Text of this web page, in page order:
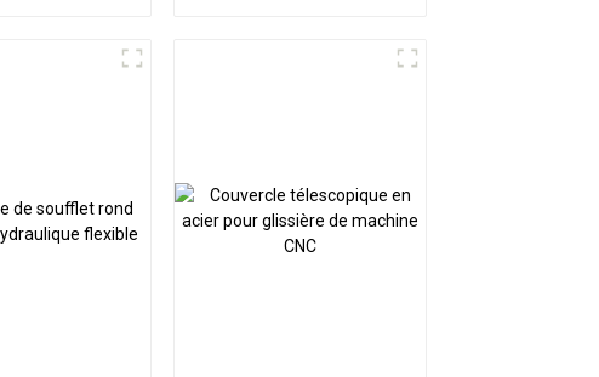
efficacité pour centre